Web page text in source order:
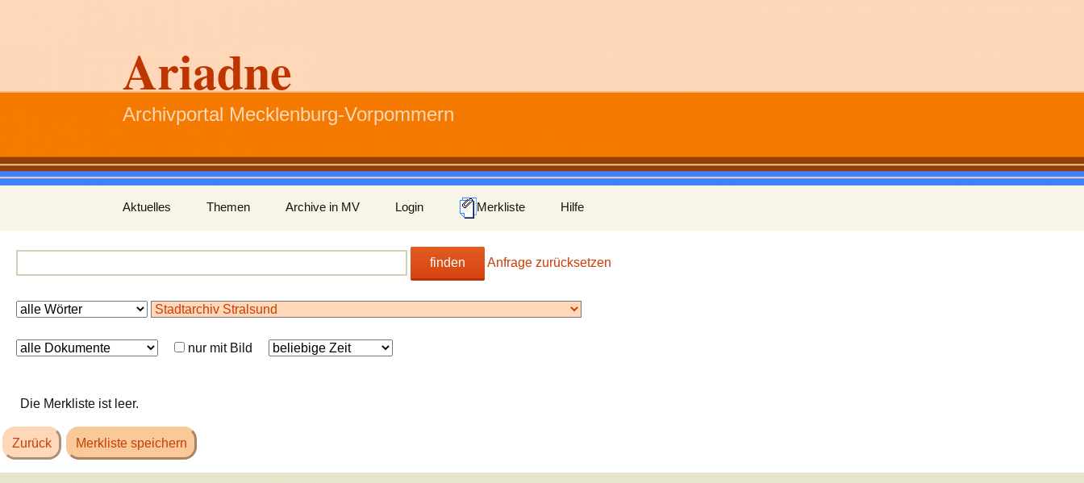
Ariadne
Archivportal Mecklenburg-Vorpommern
Inhalt
springen
Aktuelles Themen Archive in MV Login Merkliste Hilfe
finden Anfrage zurücksetzen
nur mit Bild
Die Merkliste ist leer.
Zurück Merkliste speichern